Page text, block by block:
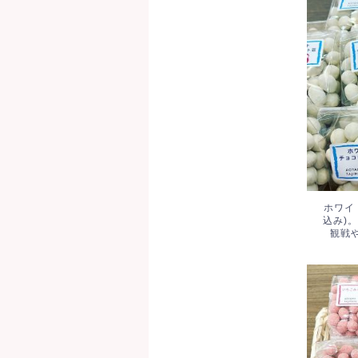
ホワ
円(税
た。
もに
ホワイ
込み)
観戦
いち
た。